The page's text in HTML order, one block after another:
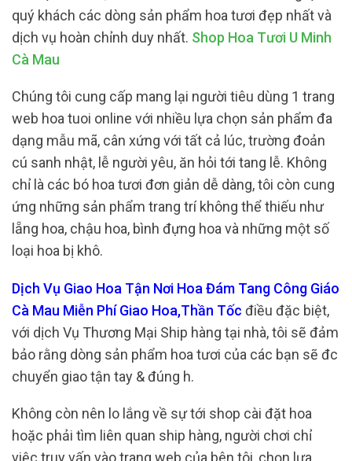
quý khách các dòng sản phẩm hoa tươi đẹp nhất và
dịch vụ hoàn chỉnh duy nhất. Shop Hoa Tươi U Minh
Cà Mau
Chúng tôi cung cấp mang lại người tiêu dùng 1 trang
web hoa tuoi online với nhiều lựa chọn sản phẩm đa
dạng mẫu mã, cân xứng với tất cả lúc, trường đoản
cú sanh nhật, lễ người yêu, ăn hỏi tới tang lễ. Không
chỉ là các bó hoa tươi đơn giản dễ dàng, tôi còn cung
ứng những sản phẩm trang trí không thể thiếu như
lẵng hoa, chậu hoa, bình đựng hoa và những một số
loại hoa bị khô.
Dịch Vụ Giao Hoa Tận Nơi Hoa Đám Tang Công Giáo
Cà Mau Miễn Phí Giao Hoa,Thần Tốc điều đặc biệt,
với dịch Vụ Thương Mại Ship hàng tại nhà, tôi sẽ đảm
bảo rằng dòng sản phẩm hoa tươi của các bạn sẽ đc
chuyển giao tận tay & đúng h.
Không còn nên lo lắng về sự tới shop cài đặt hoa
hoặc phải tìm liên quan ship hàng, người chơi chỉ
việc truy vấn vào trang web của bên tôi, chọn lựa